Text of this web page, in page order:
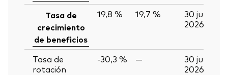
Tasa de
crecimiento
de beneficios
19,8 % 19,7 %
30 jun
2026
Tasa de
rotación
-30,3 % —
30 jun
2026